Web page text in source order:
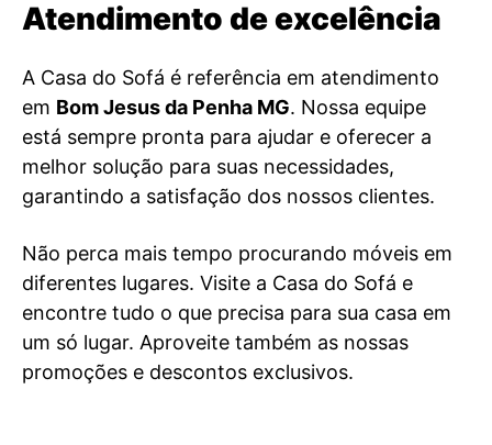
Atendimento de excelência
A Casa do Sofá é referência em atendimento
em Bom Jesus da Penha MG. Nossa equipe
está sempre pronta para ajudar e oferecer a
melhor solução para suas necessidades,
garantindo a satisfação dos nossos clientes.
Não perca mais tempo procurando móveis em
diferentes lugares. Visite a Casa do Sofá e
encontre tudo o que precisa para sua casa em
um só lugar. Aproveite também as nossas
promoções e descontos exclusivos.